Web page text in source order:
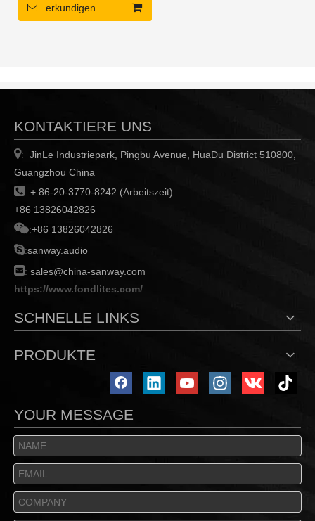
PolyharnstofffarbeEingebauter
erkundigen
KONTAKTIERE UNS
:
JinLe Industriepark, Pingbu Avenue, HuaDu District 510800,
Guangzhou China
: + 86-20-3770-8242 (Arbeitszeit)
+86 13826042826
:+86 13826042826
:sanway.audio
: sales@china-sanway.com
https://www.fondlites.com/
SCHNELLE LINKS
PRODUKTE
YOUR MESSAGE